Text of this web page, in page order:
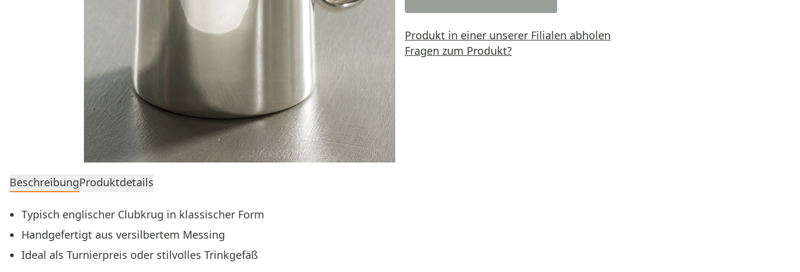
Produkt in einer unserer Filialen abholen
Fragen zum Produkt?
BeschreibungProduktdetails
Typisch englischer Clubkrug in klassischer Form
Handgefertigt aus versilbertem Messing
Ideal als Turnierpreis oder stilvolles Trinkgefäß